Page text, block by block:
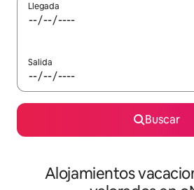
Llegada
Salida
Buscar
Alojamientos